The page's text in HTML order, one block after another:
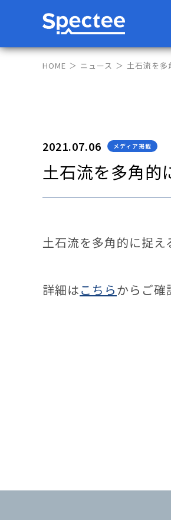
HOME ニュース 土石流を多
2021.07.06 メディア掲載
土石流を多角的
土石流を多角的に捉え
詳細はこちらからご確